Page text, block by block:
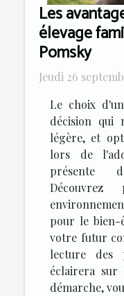
Les
élevage
Pomsky
Jeudi 26
Le choix
décision qui
légère, et
lors de
présente
pour le bien-
votre futur
lecture des
éclairera sur
démarche,